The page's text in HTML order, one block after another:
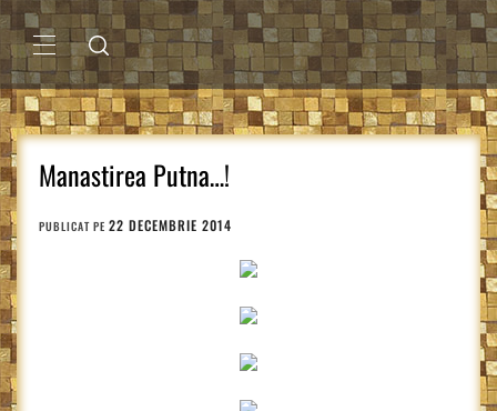
Sari
la
conținutMENIU
PRINCIPAL
Manastirea Putna…!
PUBLICAT PE 22 DECEMBRIE 2014